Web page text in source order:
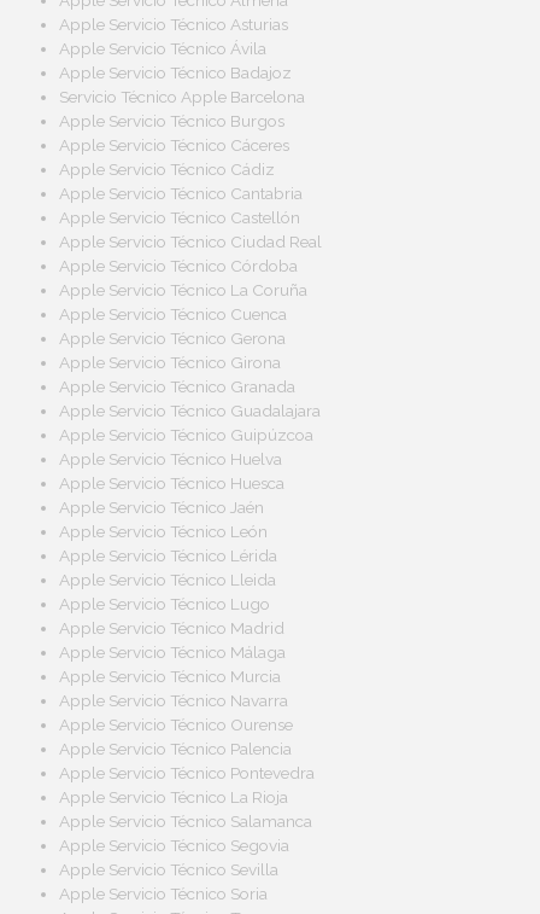
Apple Servicio Técnico Asturias
Apple Servicio Técnico Ávila
Apple Servicio Técnico Badajoz
Servicio Técnico Apple Barcelona
Apple Servicio Técnico Burgos
Apple Servicio Técnico Cáceres
Apple Servicio Técnico Cádiz
Apple Servicio Técnico Cantabria
Apple Servicio Técnico Castellón
Apple Servicio Técnico Ciudad Real
Apple Servicio Técnico Córdoba
Apple Servicio Técnico La Coruña
Apple Servicio Técnico Cuenca
Apple Servicio Técnico Gerona
Apple Servicio Técnico Girona
Apple Servicio Técnico Granada
Apple Servicio Técnico Guadalajara
Apple Servicio Técnico Guipúzcoa
Apple Servicio Técnico Huelva
Apple Servicio Técnico Huesca
Apple Servicio Técnico Jaén
Apple Servicio Técnico León
Apple Servicio Técnico Lérida
Apple Servicio Técnico Lleida
Apple Servicio Técnico Lugo
Apple Servicio Técnico Madrid
Apple Servicio Técnico Málaga
Apple Servicio Técnico Murcia
Apple Servicio Técnico Navarra
Apple Servicio Técnico Ourense
Apple Servicio Técnico Palencia
Apple Servicio Técnico Pontevedra
Apple Servicio Técnico La Rioja
Apple Servicio Técnico Salamanca
Apple Servicio Técnico Segovia
Apple Servicio Técnico Sevilla
Apple Servicio Técnico Soria